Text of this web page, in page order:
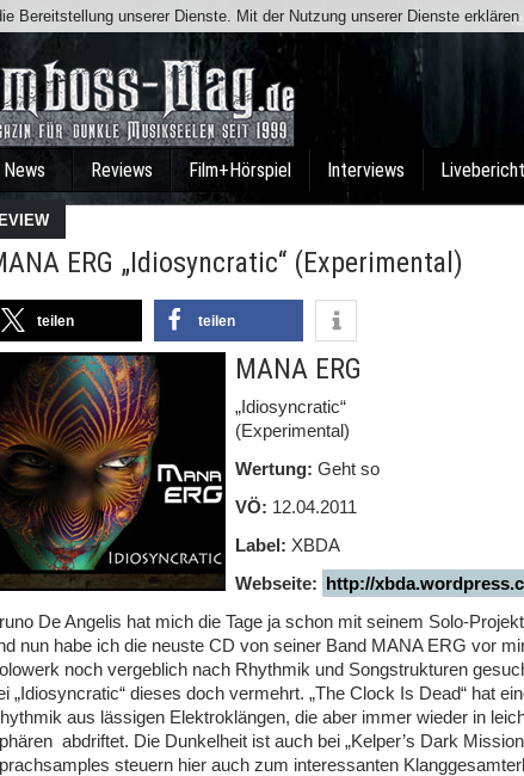
News Reviews Film+Hörspiel Interviews
ERG „Idiosyncratic“ (Experimental)
teilen teilen
MANA ERG
„Idiosyncratic“
(Experimental)
Wertung: Geht so
VÖ: 12.04.2011
Label: XBDA
Webseite: http://
De Angelis hat mich die Tage ja schon mit seinem Solo-
nun habe ich die neuste CD von seiner Band MANA ERG vor
noch vergeblich nach Rhythmik und Songstrukturen
„Idiosyncratic“ dieses doch vermehrt. „The Clock Is Dead“ hat
aus lässigen Elektroklängen, die aber immer wieder in
abdriftet. Die Dunkelheit ist auch bei „Kelper’s Dark
steuern hier auch zum interessanten
Bereitstellung unserer Dienste. Mit der Nutzung unserer Dienste